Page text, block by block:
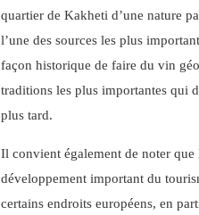
quartier de Kakheti d’une nature
l’une des sources les plus
façon historique de faire du vin
traditions les plus importantes qui
plus tard.
Il convient également de noter que
développement important du
certains endroits européens, en